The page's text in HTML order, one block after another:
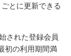
とに更新できる
された登録会員
初の利用期間満